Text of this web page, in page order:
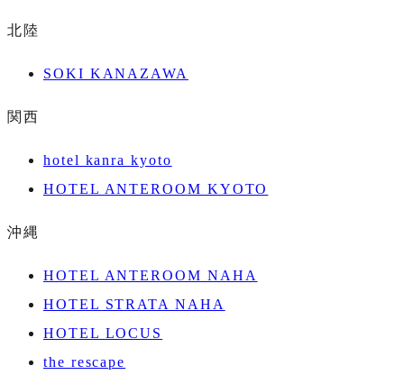
北陸
SOKI KANAZAWA
関西
hotel kanra kyoto
HOTEL ANTEROOM KYOTO
沖縄
HOTEL ANTEROOM NAHA
HOTEL STRATA NAHA
HOTEL LOCUS
the rescape